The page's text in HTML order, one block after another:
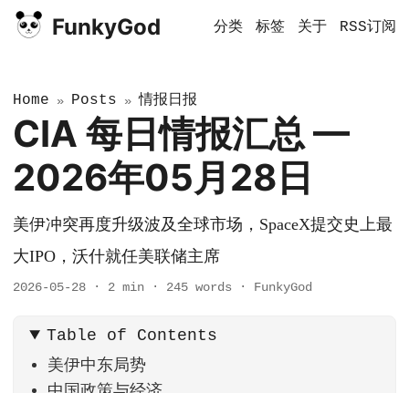
FunkyGod 分类 标签 关于 RSS订阅
Home » Posts »情报日报
CIA 每日情报汇总 —
2026年05月28日
美伊冲突再度升级波及全球市场，SpaceX提交史上最
大IPO，沃什就任美联储主席
2026-05-28 · 2 min · 245 words · FunkyGod
Table of Contents
美伊中东局势